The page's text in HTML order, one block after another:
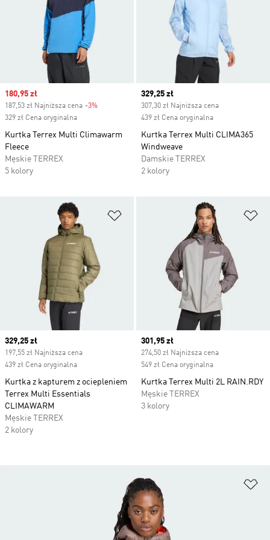
Sale price
180,95 zł
187,53 zł Najniższa cena -3%
329 zł Cena oryginalna
Kurtka Terrex Multi Climawarm
Fleece
Męskie TERREX
5 kolory
Current price
329,25 zł
307,30 zł Najniższa cena
439 zł Cena oryginalna
Kurtka Terrex Multi CLIMA365
Windweave
Damskie TERREX
2 kolory
Dodaj do listy życzeń
Current price
329,25 zł
197,55 zł Najniższa cena
439 zł Cena oryginalna
Kurtka z kapturem z ociepleniem
Terrex Multi Essentials
CLIMAWARM
Męskie TERREX
2 kolory
Current price
301,95 zł
274,50 zł Najniższa cena
549 zł Cena oryginalna
Kurtka Terrex Multi 2L RAIN.RDY
Męskie TERREX
3 kolory